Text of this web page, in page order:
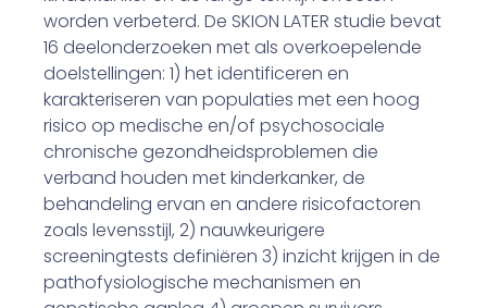
worden verbeterd. De SKION LATER studie bevat
16 deelonderzoeken met als overkoepelende
doelstellingen: 1) het identificeren en
karakteriseren van populaties met een hoog
risico op medische en/of psychosociale
chronische gezondheidsproblemen die
verband houden met kinderkanker, de
behandeling ervan en andere risicofactoren
zoals levensstijl, 2) nauwkeurigere
screeningtests definiëren 3) inzicht krijgen in de
pathofysiologische mechanismen en